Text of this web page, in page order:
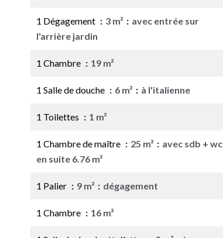
1 Dégagement 3 m²
avec entrée sur
l'arrière jardin
1 Chambre 19 m²
1 Salle de douche 6 m² à l'italienne
1 Toilettes 1 m²
1 Chambre de maître 25 m²
avec sdb + wc
en suite 6.76 m²
1 Palier 9 m² dégagement
1 Chambre 16 m²